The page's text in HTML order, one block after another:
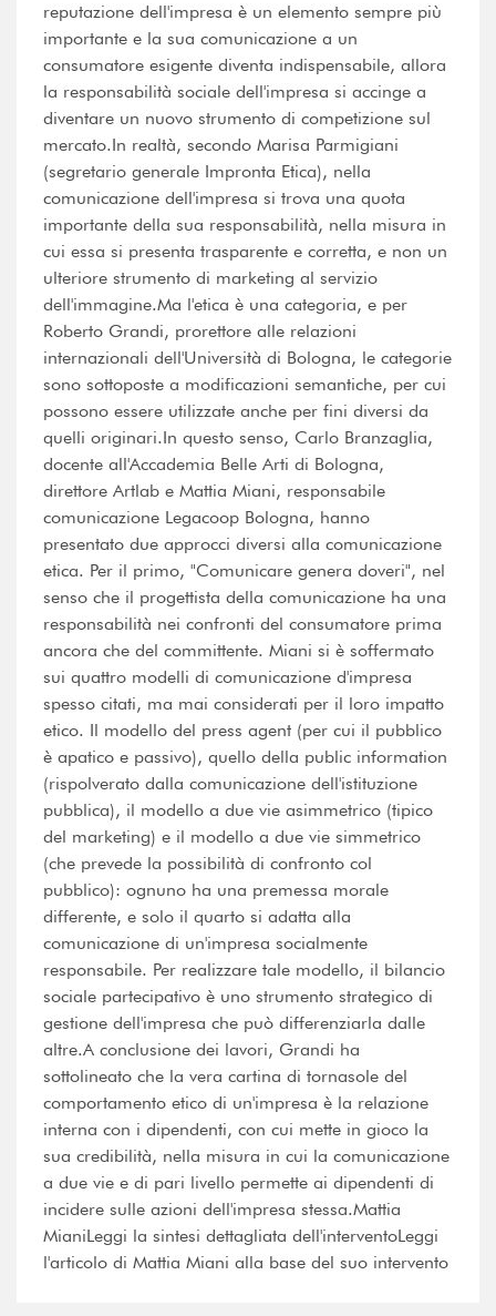
reputazione dell'impresa è un elemento sempre più
importante e la sua comunicazione a un
consumatore esigente diventa indispensabile, allora
la responsabilità sociale dell'impresa si accinge a
diventare un nuovo strumento di competizione sul
mercato.In realtà, secondo Marisa Parmigiani
(segretario generale Impronta Etica), nella
comunicazione dell'impresa si trova una quota
importante della sua responsabilità, nella misura in
cui essa si presenta trasparente e corretta, e non un
ulteriore strumento di marketing al servizio
dell'immagine.Ma l'etica è una categoria, e per
Roberto Grandi, prorettore alle relazioni
internazionali dell'Università di Bologna, le categorie
sono sottoposte a modificazioni semantiche, per cui
possono essere utilizzate anche per fini diversi da
quelli originari.In questo senso, Carlo Branzaglia,
docente all'Accademia Belle Arti di Bologna,
direttore Artlab e Mattia Miani, responsabile
comunicazione Legacoop Bologna, hanno
presentato due approcci diversi alla comunicazione
etica. Per il primo, "Comunicare genera doveri", nel
senso che il progettista della comunicazione ha una
responsabilità nei confronti del consumatore prima
ancora che del committente. Miani si è soffermato
sui quattro modelli di comunicazione d'impresa
spesso citati, ma mai considerati per il loro impatto
etico. Il modello del press agent (per cui il pubblico
è apatico e passivo), quello della public information
(rispolverato dalla comunicazione dell'istituzione
pubblica), il modello a due vie asimmetrico (tipico
del marketing) e il modello a due vie simmetrico
(che prevede la possibilità di confronto col
pubblico): ognuno ha una premessa morale
differente, e solo il quarto si adatta alla
comunicazione di un'impresa socialmente
responsabile. Per realizzare tale modello, il bilancio
sociale partecipativo è uno strumento strategico di
gestione dell'impresa che può differenziarla dalle
altre.A conclusione dei lavori, Grandi ha
sottolineato che la vera cartina di tornasole del
comportamento etico di un'impresa è la relazione
interna con i dipendenti, con cui mette in gioco la
sua credibilità, nella misura in cui la comunicazione
a due vie e di pari livello permette ai dipendenti di
incidere sulle azioni dell'impresa stessa.Mattia
MianiLeggi la sintesi dettagliata dell'interventoLeggi
l'articolo di Mattia Miani alla base del suo intervento